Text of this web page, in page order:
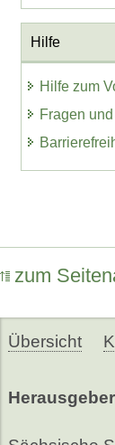
Hilfe
Hilfe zum
Fragen
zum
Übersicht
Herausgeber